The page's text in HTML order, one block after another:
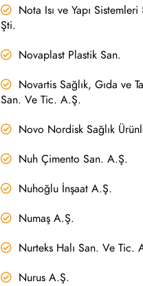
Nota Isı ve Yapı
Şti.
Novaplast Plastik San.
Novartis Sağlık, Gıda ve
San. Ve Tic. A.Ş.
Novo Nordisk Sağlık
Nuh Çimento San. A.Ş.
Nuhoğlu İnşaat A.Ş.
Numaş A.Ş.
Nurteks Halı San. Ve Tic.
Nurus A.Ş.